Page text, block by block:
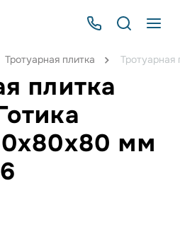
Тротуарная плитка
плитка
мм